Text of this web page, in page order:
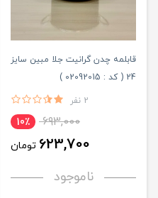
قابلمه چدن گرانیت جلا مبین سایز
24 ( کد : 02092015 )
2 نفر
693,000 10٪
623,700 تومان
ناموجود